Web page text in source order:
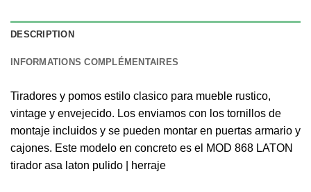
DESCRIPTION
INFORMATIONS COMPLÉMENTAIRES
Tiradores y pomos estilo clasico para mueble rustico,
vintage y envejecido. Los enviamos con los tornillos de
montaje incluidos y se pueden montar en puertas armario y
cajones. Este modelo en concreto es el MOD 868 LATON
tirador asa laton pulido | herraje